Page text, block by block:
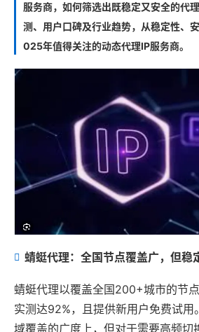
服务商，如何筛选出既稳定又安全的代
测、用户口碑及行业趋势，从稳定性、
025年值得关注的动态代理IP服务商。
蜻蜓代理：全国节点覆盖广，但稳
蜻蜓代理以覆盖全国200+城市的节
实测达92%，且提供新用户免费试用
域覆盖的广度上，但对于需要高频切